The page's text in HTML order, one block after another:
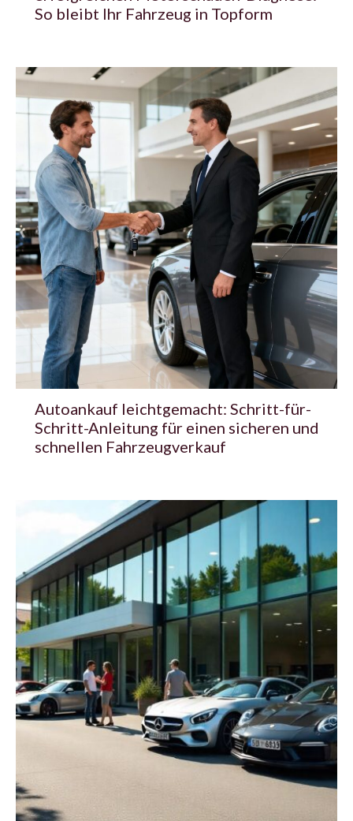
So bleibt Ihr Fahrzeug in Topform
Autoankauf leichtgemacht: Schritt-für-
Schritt-Anleitung für einen sicheren und
schnellen Fahrzeugverkauf